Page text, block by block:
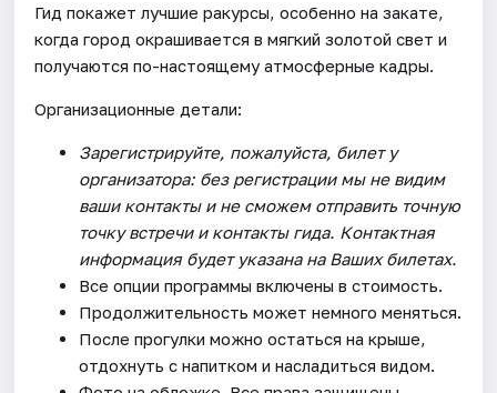
Гид покажет лучшие ракурсы, особенно на закате,
когда город окрашивается в мягкий золотой свет и
получаются по-настоящему атмосферные кадры.
Организационные детали:
Зарегистрируйте, пожалуйста, билет у
организатора: без регистрации мы не видим
ваши контакты и не сможем отправить точную
точку встречи и контакты гида. Контактная
информация будет указана на Ваших билетах.
Все опции программы включены в стоимость.
Продолжительность может немного меняться.
После прогулки можно остаться на крыше,
отдохнуть с напитком и насладиться видом.